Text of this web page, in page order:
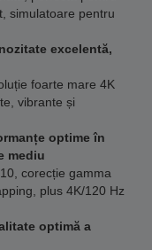
simulatoare pentru
excelentă,
foarte mare 4K
vibrante și
optime în
mediu
corecție gamma
plus 4K/120 Hz
optimă a